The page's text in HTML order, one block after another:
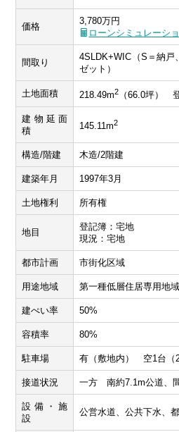
価格
3,780万円
ローンシミュレーシ
間取り
4SLDK+WIC（S＝納戸
ゼット）
土地面積 218.49m2 （66.0坪）
建物延面
積
145.11m2
構造/階建 木造/2階建
建築年月 1997年3月
土地権利 所有権
地目
登記簿：宅地
現況：宅地
都市計画 市街化区域
用途地域 第一種低層住居専用地域
建ぺい率 50%
容積率 80%
駐車場 有（敷地内） 空1台（
接道状況 一方 南約7.1m公道、
設備・施
設
公営水道、公共下水、